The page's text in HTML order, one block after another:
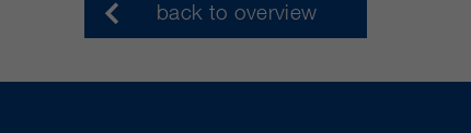
back to overview